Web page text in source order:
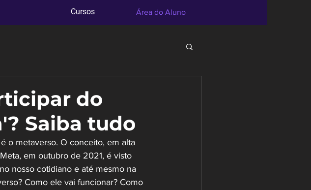
Cursos Área do Aluno
do
Saiba tudo
o metaverso. O conceito, em alta
em outubro de 2021, é visto
nosso cotidiano e até mesmo na
Como ele vai funcionar? Como